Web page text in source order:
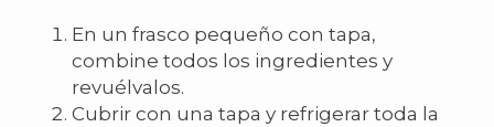
En un frasco pequeño con tapa,
combine todos los ingredientes y
revuélvalos.
Cubrir con una tapa y refrigerar toda la